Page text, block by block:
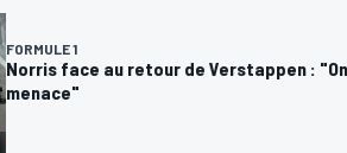
FORMULE 1
Norris face au retour de Verstappen :
menace"